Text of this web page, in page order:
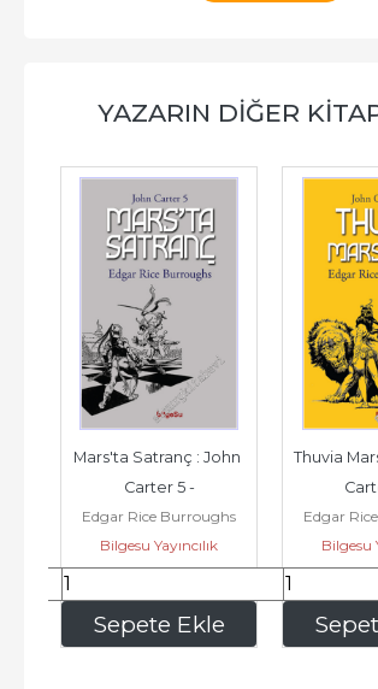
YAZARIN DIĞER
Sepete Ekle
Mars'ta Satranç : John
Carter 5 -
Edgar Rice Burroughs
Bilgesu Yayıncılık
187,50
Thuvia
Edgar
Bilgesu